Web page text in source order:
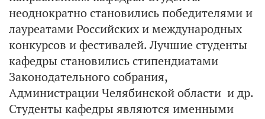
неоднократно становились победителями и
лауреатами Российских и международных
конкурсов и фестивалей. Лучшие студенты
кафедры становились стипендиатами
Законодательного собрания,
Администрации Челябинской области и др.
Студенты кафедры являются именными